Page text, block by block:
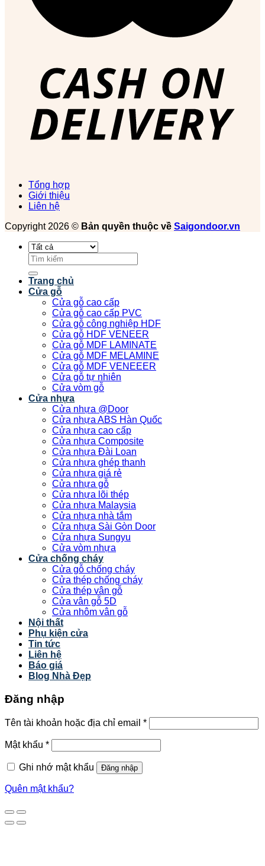
Tổng hợp
Giới thiệu
Liên hệ
Copyright 2026 © Bản quyền thuộc về Saigondoor.vn
Tìm
kiếm:
Trang chủ
Cửa gỗ
Cửa gỗ cao cấp
Cửa gỗ cao cấp PVC
Cửa gỗ công nghiệp HDF
Cửa gỗ HDF VENEER
Cửa gỗ MDF LAMINATE
Cửa gỗ MDF MELAMINE
Cửa gỗ MDF VENEEER
Cửa gỗ tự nhiên
Cửa vòm gỗ
Cửa nhựa
Cửa nhựa @Door
Cửa nhựa ABS Hàn Quốc
Cửa nhựa cao cấp
Cửa nhựa Composite
Cửa nhựa Đài Loan
Cửa nhựa ghép thanh
Cửa nhựa giá rẻ
Cửa nhựa gỗ
Cửa nhựa lõi thép
Cửa nhựa Malaysia
Cửa nhựa nhà tắm
Cửa nhựa Sài Gòn Door
Cửa nhựa Sungyu
Cửa vòm nhựa
Cửa chống cháy
Cửa gỗ chống cháy
Cửa thép chống cháy
Cửa thép vân gỗ
Cửa vân gỗ 5D
Cửa nhôm vân gỗ
Nội thất
Phụ kiện cửa
Tin tức
Liên hệ
Báo giá
Blog Nhà Đẹp
Đăng nhập
Tên tài khoản hoặc địa chỉ email *
Mật khẩu *
Ghi nhớ mật khẩu Đăng nhập
Quên mật khẩu?